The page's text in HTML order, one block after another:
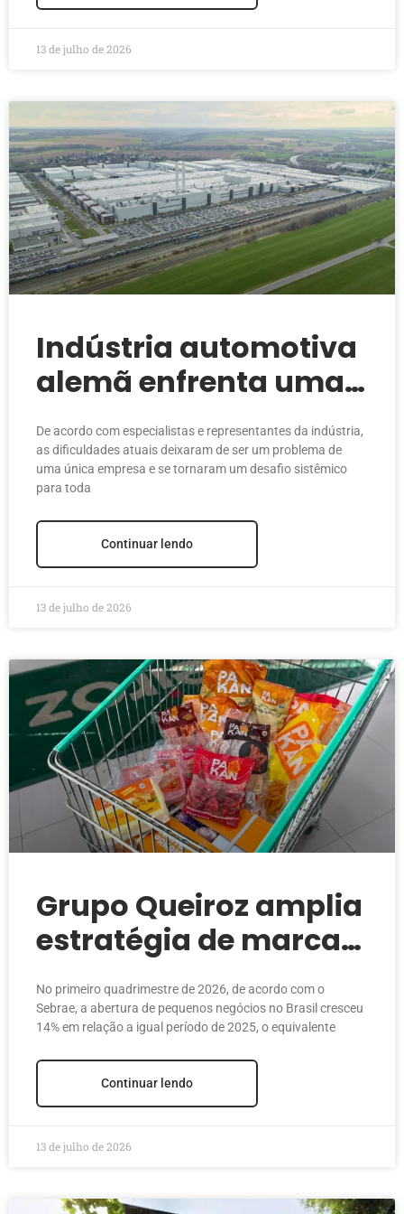
13 de julho de 2026
Indústria automotiva
alemã enfrenta uma
de suas maiores
reestruturações
De acordo com especialistas e representantes da indústria,
as dificuldades atuais deixaram de ser um problema de
uma única empresa e se tornaram um desafio sistêmico
para toda
Continuar lendo
13 de julho de 2026
Grupo Queiroz amplia
estratégia de marcas
próprias para
fortalecer atuação no
food service
No primeiro quadrimestre de 2026, de acordo com o
Sebrae, a abertura de pequenos negócios no Brasil cresceu
14% em relação a igual período de 2025, o equivalente
Continuar lendo
13 de julho de 2026